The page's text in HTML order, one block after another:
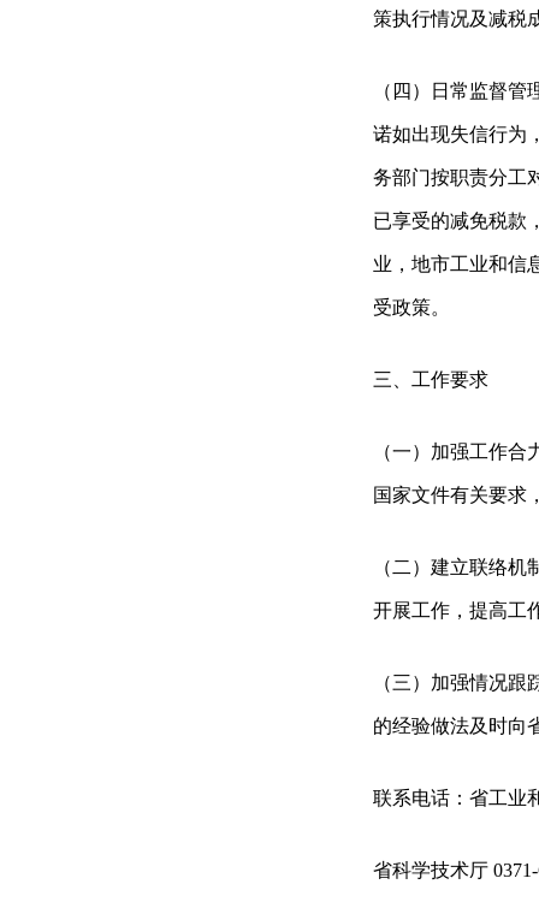
策执行情况及减税
（四）日常监督
诺如出现失信行为
务部门按职责分工
已享受的减免税款
业，地市工业和信
受政策。
三、工作要求
（一）加强工作
国家文件有关要求
（二）建立联络
开展工作，提高工
（三）加强情况
的经验做法及时向
联系电话：省工业
省科学技术厅 0371-